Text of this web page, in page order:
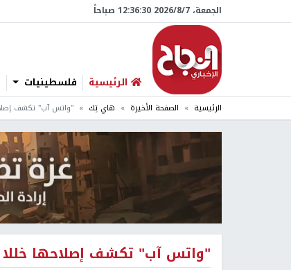
الجمعة، 7/‏8/‏2026 12:36:31 صباحاً
الرئيسية فلسطينيات
الرئيسية الصفحة الأخيرة هاي تِك "واتس آب" تكشف
"واتس آب" تكشف إصلاحها